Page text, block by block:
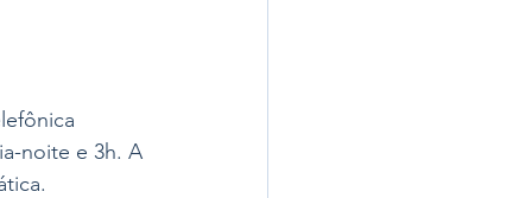
noite e 3h. A